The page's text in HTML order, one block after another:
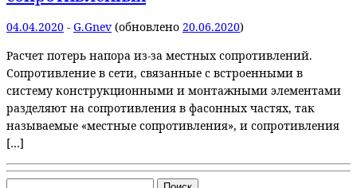
04.04.2020 - G.Gnev (обновлено 20.06.2020)
Расчет потерь напора из-за местных сопротивлений.
Сопротивление в сети, связанные с встроенными в
систему конструкционными и монтажными элементами
разделяют на сопротивления в фасонных частях, так
называемые «местные сопротивления», и сопротивления
[…]